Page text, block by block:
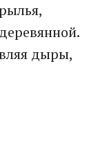
дыры,